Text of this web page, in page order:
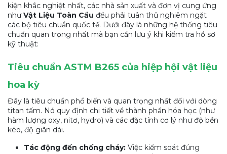
kiện khắc nghiệt nhất, các nhà sản xuất và đơn vị cung ứng
nhưVật Liệu Toàn Cầu đều phải tuân thủ nghiêm ngặt
các bộ tiêu chuẩn quốc tế. Dưới đây là những hệ thống tiêu
chuẩn quan trọng nhất mà bạn cần lưu ý khi kiểm tra hồ sơ
kỹ thuật:
Tiêu chuẩn ASTM B265 của hiệp hội vật liệu
hoa kỳ
Đây là tiêu chuẩn phổ biến và quan trọng nhất đối với dòng
titan tấm. Nó quy định chi tiết về thành phần hóa học (như
hàm lượng oxy, nitơ, hydro) và các đặc tính cơ lý như độ bền
kéo, độ giãn dài.
Tác động đến chống cháy: Việc kiểm soát đúng